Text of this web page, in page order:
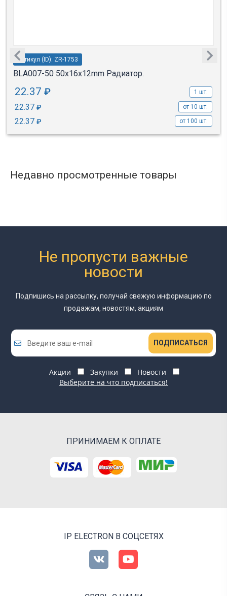
Артикул (ID): ZR-1753
BLA007-50 50x16x12mm Радиатор.
22.37 ₽ 1 шт.
22.37 ₽ от 10 шт.
22.37 ₽ от 100 шт.
Недавно просмотренные товары
Не пропусти важные
новости
Подпишись на рассылку, получай свежую информацию по
продажам, новостям, акциям
ПОДПИСАТЬСЯ
Акции Закупки
Новости
Выберите на что подписаться!
ПРИНИМАЕМ К ОПЛАТЕ
IP ELECTRON В СОЦСЕТЯХ